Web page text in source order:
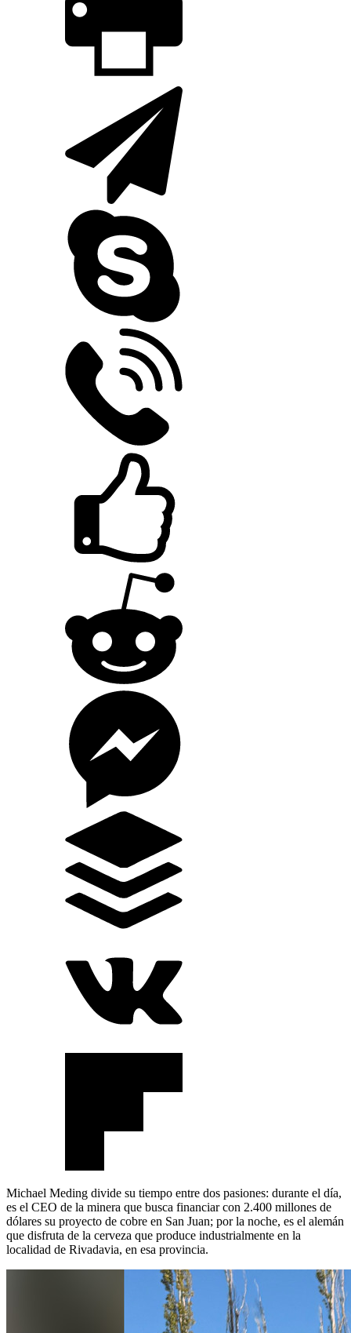
Michael Meding divide su tiempo entre dos pasiones: durante el día,
es el CEO de la minera que busca financiar con 2.400 millones de
dólares su proyecto de cobre en San Juan; por la noche, es el alemán
que disfruta de la cerveza que produce industrialmente en la
localidad de Rivadavia, en esa provincia.